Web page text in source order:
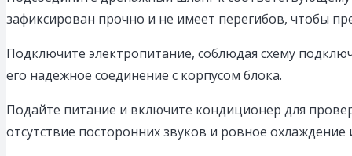
зафиксирован прочно и не имеет перегибов, чтобы
Подключите электропитание, соблюдая схему
его надежное соединение с корпусом блока.
Подайте питание и включите кондиционер для
отсутствие посторонних звуков и ровное